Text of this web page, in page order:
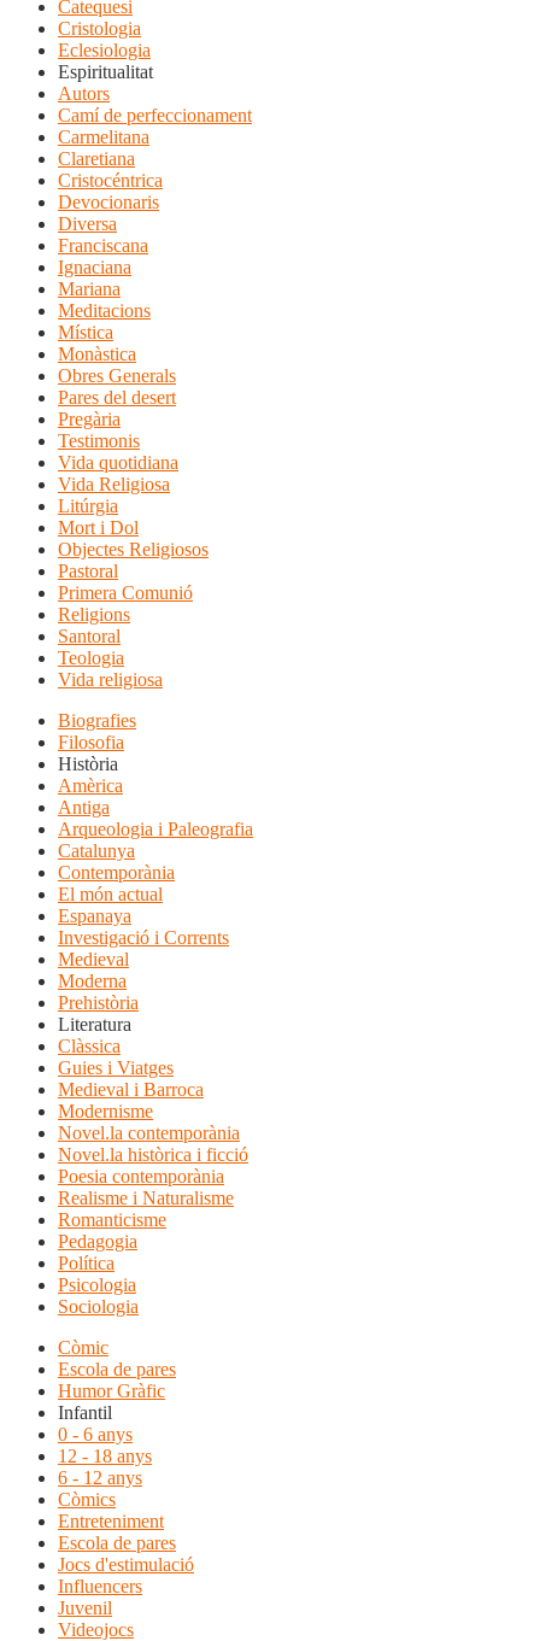
Catequesi
Cristologia
Eclesiologia
Espiritualitat
Autors
Camí de perfeccionament
Carmelitana
Claretiana
Cristocéntrica
Devocionaris
Diversa
Franciscana
Ignaciana
Mariana
Meditacions
Mística
Monàstica
Obres Generals
Pares del desert
Pregària
Testimonis
Vida quotidiana
Vida Religiosa
Litúrgia
Mort i Dol
Objectes Religiosos
Pastoral
Primera Comunió
Religions
Santoral
Teologia
Vida religiosa
Biografies
Filosofia
Història
Amèrica
Antiga
Arqueologia i Paleografia
Catalunya
Contemporània
El món actual
Espanaya
Investigació i Corrents
Medieval
Moderna
Prehistòria
Literatura
Clàssica
Guies i Viatges
Medieval i Barroca
Modernisme
Novel.la contemporània
Novel.la històrica i ficció
Poesia contemporània
Realisme i Naturalisme
Romanticisme
Pedagogia
Política
Psicologia
Sociologia
Còmic
Escola de pares
Humor Gràfic
Infantil
0 - 6 anys
12 - 18 anys
6 - 12 anys
Còmics
Entreteniment
Escola de pares
Jocs d'estimulació
Influencers
Juvenil
Videojocs